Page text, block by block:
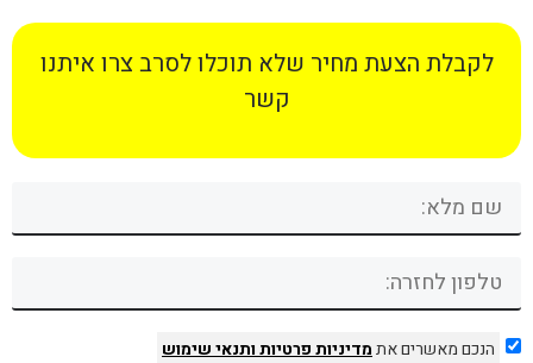
לקבלת הצעת מחיר שלא תוכלו לסרב צרו איתנו
קשר
הנכם מאשרים אתמדיניות פרטיותותנאי שימוש